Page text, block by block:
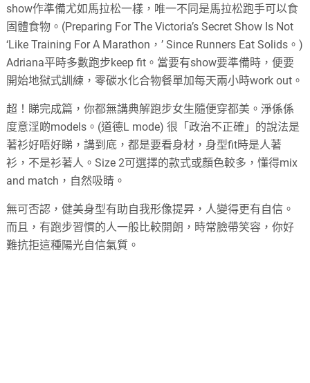
show作準備尤如馬拉松一樣，唯一不同是馬拉松跑手可以食
固體食物。(Preparing For The Victoria’s Secret Show Is Not
‘Like Training For A Marathon，’ Since Runners Eat Solids。)
Adriana平時多數跑步keep fit。當要有show要準備時，便要
開始地獄式訓練，零碳水化合物餐單加每天兩小時work out。
超！睇完成篇，你都無講典解跑步女生隨便穿都美。淨係係
度意淫啲models。(道德L mode) 很「政治不正確」的說法是
著衫好唔好睇，講到底，都是要看身材，身型fit時是人著
衫，不是衫著人。Size 2可選擇的款式或顏色較多，懂得mix
and match，自然吸睛。
無可否認，健美身型有助自我形像提昇，人變得更有自信。
而且，有跑步習慣的人一般比較開朗，時常臉帶笑容，你好
難抗拒這種陽光自信氣質。